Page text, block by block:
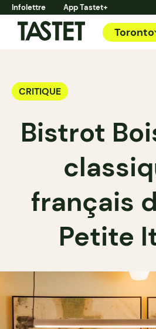
Infolettre App Tastet+
Toronto
CRITIQUE
Bistrot
français
Petite